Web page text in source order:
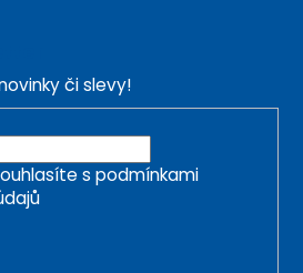
či slevy!
s podmínkami